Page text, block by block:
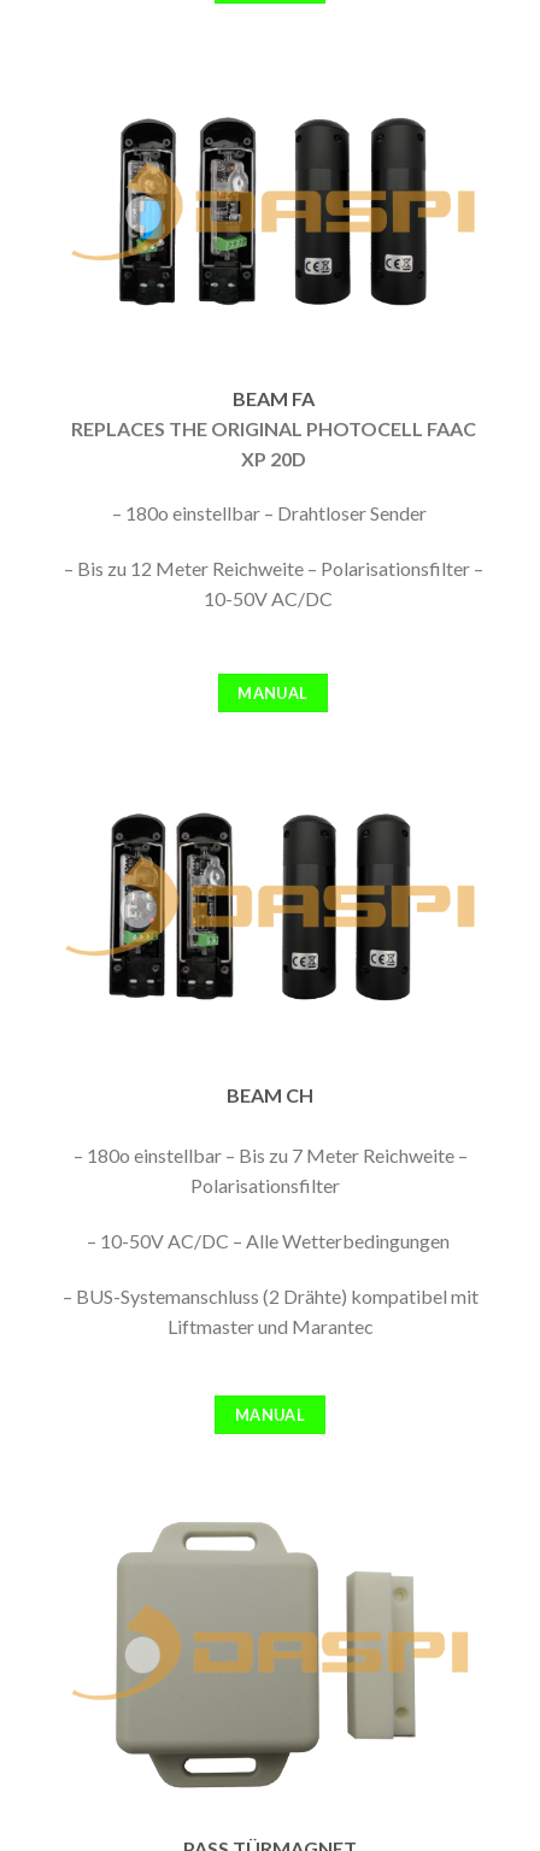
BEAM FA
REPLACES THE ORIGINAL PHOTOCELL FAAC
XP 20D
– 180o einstellbar – Drahtloser Sender
– Bis zu 12 Meter Reichweite – Polarisationsfilter –
10-50V AC/DC
MANUAL
BEAM CH
– 180o einstellbar – Bis zu 7 Meter Reichweite –
Polarisationsfilter
– 10-50V AC/DC – Alle Wetterbedingungen
– BUS-Systemanschluss (2 Drähte) kompatibel mit
Liftmaster und Marantec
MANUAL